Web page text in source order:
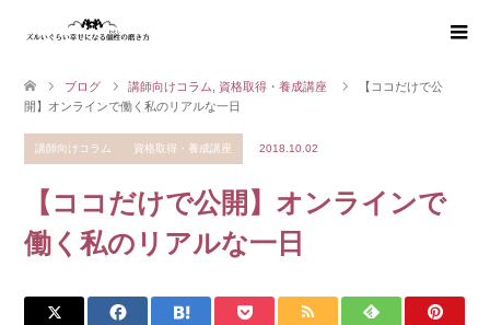
ブログ 講師向けコラム 資格取得・養成講座
【ココだけで公
開】オンラインで働く私のリアルな一日
講師向けコラム 資格取得・養成講座 2018.10.02
【ココだけで公開】オンラインで
働く私のリアルな一日